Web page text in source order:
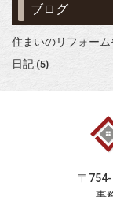
ブログ
住まいのリフォー
日記 (5)
〒